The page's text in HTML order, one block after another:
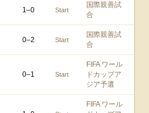
1–0 Start
国際親善試
合
0–2 Start
国際親善試
合
0–1 Start
FIFA ワール
ドカップア
ジア予選
FIFA ワール